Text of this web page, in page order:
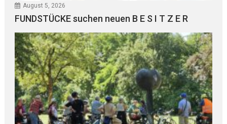
August 5, 2026
FUNDSTÜCKE suchen neuen B E S I T Z E R